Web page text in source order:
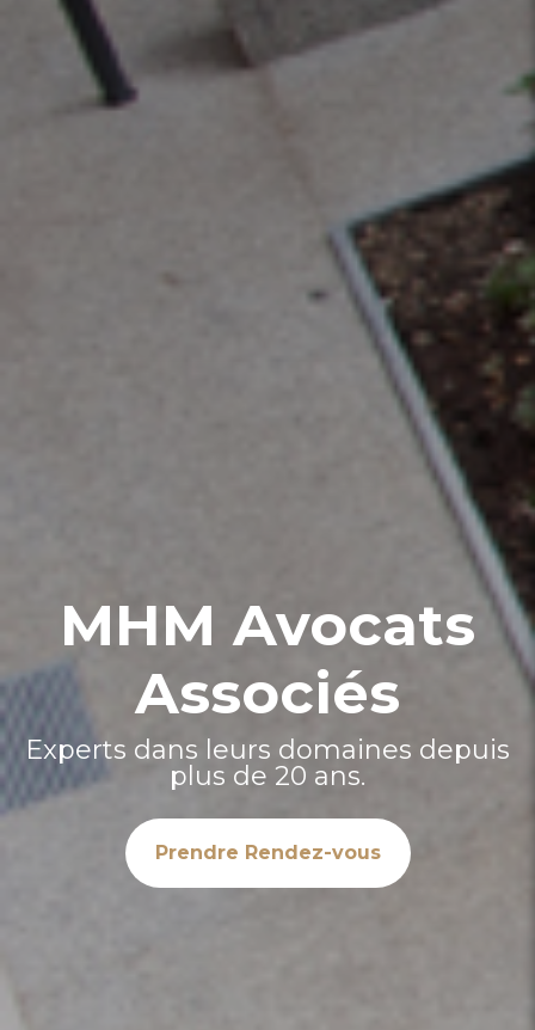
MHM Avocats
Associés
Experts dans leurs domaines depuis
plus de 20 ans.
Prendre Rendez-vous